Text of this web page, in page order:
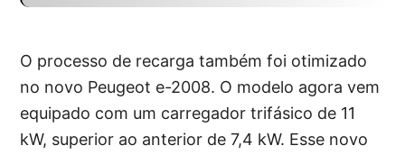
O processo de recarga também foi otimizado
no novo Peugeot e-2008. O modelo agora vem
equipado com um carregador trifásico de 11
kW, superior ao anterior de 7,4 kW. Esse novo